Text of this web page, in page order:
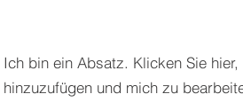
Ich bin ein Absatz. Klicken Sie
hinzuzufügen und mich zu